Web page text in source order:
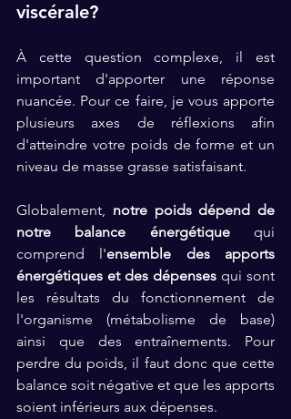
viscérale?
À cette question complexe, il est
important d'apporter une réponse
nuancée. Pour ce faire, je vous apporte
plusieurs axes de réflexions afin
d'atteindre votre poids de forme et un
niveau de masse grasse satisfaisant.
Globalement, notre poids dépend de
notre balance énergétique qui
comprend l'ensemble des apports
énergétiques et des dépenses qui sont
les résultats du fonctionnement de
l'organisme (métabolisme de base)
ainsi que des entraînements. Pour
perdre du poids, il faut donc que cette
balance soit négative et que les apports
soient inférieurs aux dépenses.